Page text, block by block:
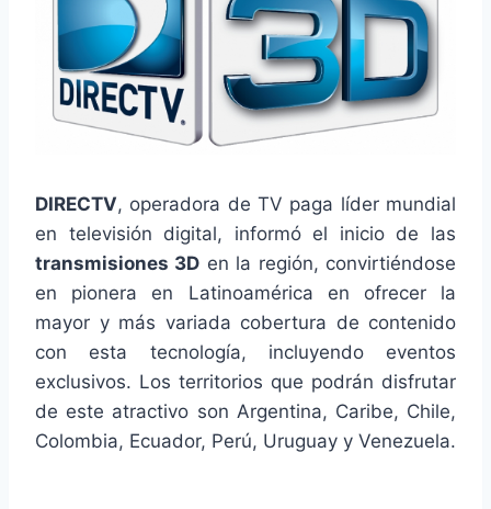
DIRECTV, operadora de TV paga líder mundial
en televisión digital, informó el inicio de las
transmisiones 3D en la región, convirtiéndose
en pionera en Latinoamérica en ofrecer la
mayor y más variada cobertura de contenido
con esta tecnología, incluyendo eventos
exclusivos. Los territorios que podrán disfrutar
de este atractivo son Argentina, Caribe, Chile,
Colombia, Ecuador, Perú, Uruguay y Venezuela.